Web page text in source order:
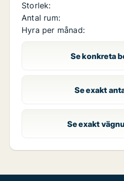
Storlek:
Antal rum:
Hyra per månad:
Se konkreta
Se exakt
Se exakt